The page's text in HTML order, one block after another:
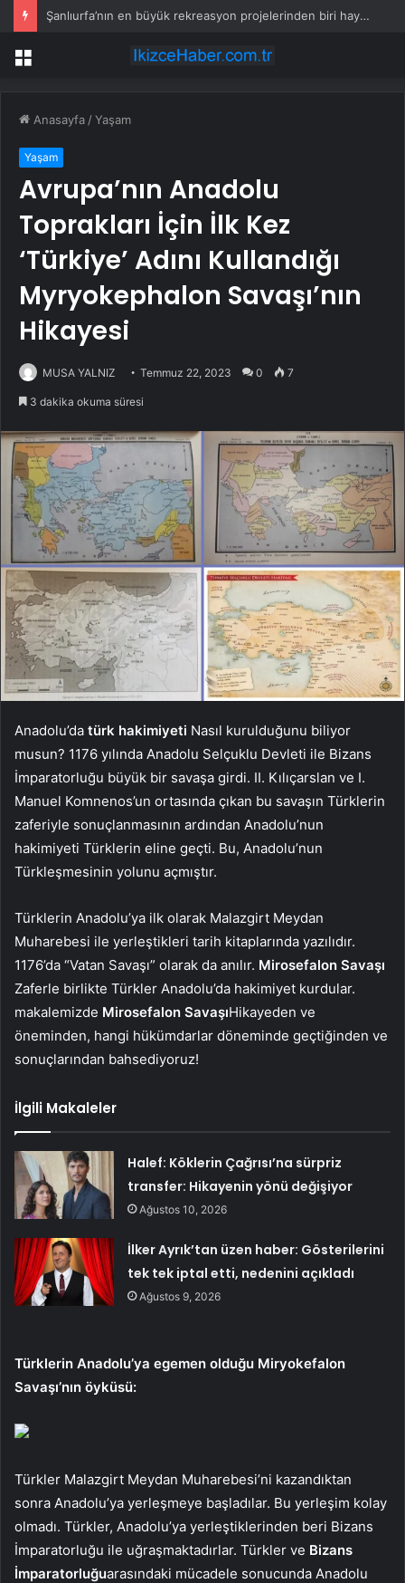
Şanlıurfa’nın en büyük rekreasyon projelerinden biri hayata geçiyor
Menü
Anasayfa /Yaşam
Yaşam
Avrupa’nın Anadolu
Toprakları İçin İlk Kez
‘Türkiye’ Adını Kullandığı
Myryokephalon Savaşı’nın
Hikayesi
MUSA YALNIZ Temmuz 22, 2023 0 7
3 dakika okuma süresi
Anadolu’da türk hakimiyeti Nasıl kurulduğunu biliyor
musun? 1176 yılında Anadolu Selçuklu Devleti ile Bizans
İmparatorluğu büyük bir savaşa girdi. II. Kılıçarslan ve I.
Manuel Komnenos’un ortasında çıkan bu savaşın Türklerin
zaferiyle sonuçlanmasının ardından Anadolu’nun
hakimiyeti Türklerin eline geçti. Bu, Anadolu’nun
Türkleşmesinin yolunu açmıştır.
Türklerin Anadolu’ya ilk olarak Malazgirt Meydan
Muharebesi ile yerleştikleri tarih kitaplarında yazılıdır.
1176’da “Vatan Savaşı” olarak da anılır. Mirosefalon Savaşı
Zaferle birlikte Türkler Anadolu’da hakimiyet kurdular.
makalemizde Mirosefalon SavaşıHikayeden ve
öneminden, hangi hükümdarlar döneminde geçtiğinden ve
sonuçlarından bahsediyoruz!
İlgili Makaleler
Halef: Köklerin Çağrısı’na sürpriz
transfer: Hikayenin yönü değişiyor
Ağustos 10, 2026
İlker Ayrık’tan üzen haber: Gösterilerini
tek tek iptal etti, nedenini açıkladı
Ağustos 9, 2026
Türklerin Anadolu’ya egemen olduğu Miryokefalon
Savaşı’nın öyküsü:
Türkler Malazgirt Meydan Muharebesi’ni kazandıktan
sonra Anadolu’ya yerleşmeye başladılar. Bu yerleşim kolay
olmadı. Türkler, Anadolu’ya yerleştiklerinden beri Bizans
İmparatorluğu ile uğraşmaktadırlar. Türkler ve Bizans
İmparatorluğuarasındaki mücadele sonucunda Anadolu